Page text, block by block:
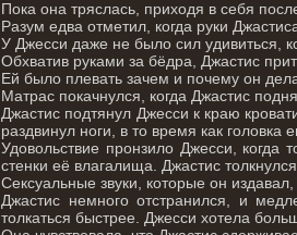
Пока она тряслась, приходя в себя
Разум едва отметил, когда руки
У Джесси даже не было сил удивиться,
Обхватив руками за бёдра, Джастис
Ей было плевать зачем и почему он
Матрас покачнулся, когда Джастис
Джастис подтянул Джесси к краю
раздвинул ноги, в то время как головка
Удовольствие пронзило Джесси, когда
стенки её влагалища. Джастис
Сексуальные звуки, которые он
Джастис немного отстранился, и
толкаться быстрее. Джесси хотела